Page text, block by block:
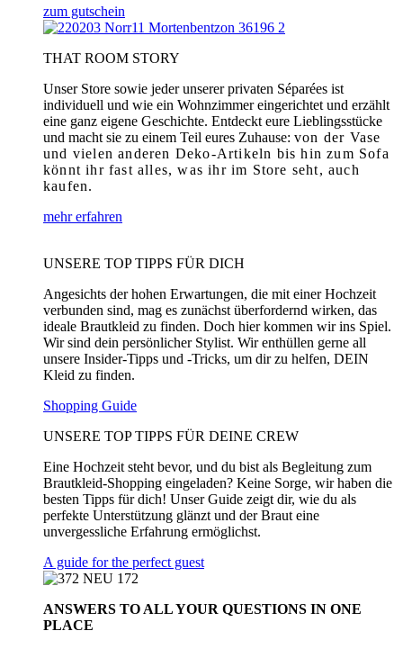
zum gutschein
THAT ROOM STORY
Unser Store sowie jeder unserer privaten Séparées ist
individuell und wie ein Wohnzimmer eingerichtet und erzählt
eine ganz eigene Geschichte. Entdeckt eure Lieblingsstücke
und macht sie zu einem Teil eures Zuhause: von der Vase
und vielen anderen Deko-Artikeln bis hin zum Sofa
könnt ihr fast alles, was ihr im Store seht, auch
kaufen.
mehr erfahren
UNSERE TOP TIPPS FÜR DICH
Angesichts der hohen Erwartungen, die mit einer Hochzeit
verbunden sind, mag es zunächst überfordernd wirken, das
ideale Brautkleid zu finden. Doch hier kommen wir ins Spiel.
Wir sind dein persönlicher Stylist. Wir enthüllen gerne all
unsere Insider-Tipps und -Tricks, um dir zu helfen, DEIN
Kleid zu finden.
Shopping Guide
UNSERE TOP TIPPS FÜR DEINE CREW
Eine Hochzeit steht bevor, und du bist als Begleitung zum
Brautkleid-Shopping eingeladen? Keine Sorge, wir haben die
besten Tipps für dich! Unser Guide zeigt dir, wie du als
perfekte Unterstützung glänzt und der Braut eine
unvergessliche Erfahrung ermöglichst.
A guide for the perfect guest
ANSWERS TO ALLYOUR QUESTIONS IN ONE
PLACE